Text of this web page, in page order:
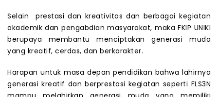
Selain prestasi dan kreativitas dan berbagai kegiatan
akademik dan pengabdian masyarakat, maka FKIP UNIKI
berupaya membantu menciptakan generasi muda
yang kreatif, cerdas, dan berkarakter.
Harapan untuk masa depan pendidikan bahwa lahirnya
generasi kreatif dan berprestasi kegiatan seperti FLS3N